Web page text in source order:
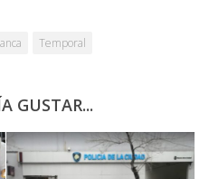
Temporal
GUSTAR...